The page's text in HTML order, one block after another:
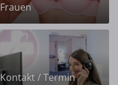
Frauen
Kontakt / Termin